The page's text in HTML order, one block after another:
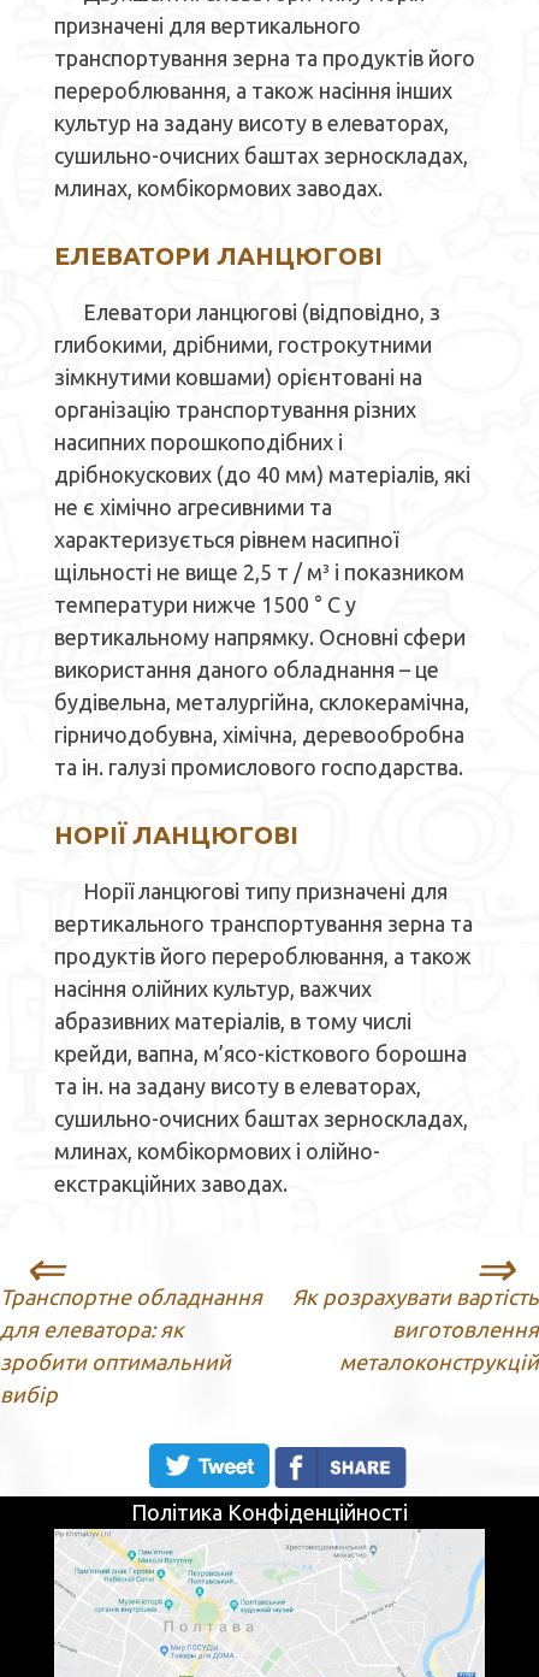
призначені для вертикального
транспортування зерна та продуктів його
перероблювання, а також насіння інших
культур на задану висоту в елеваторах,
сушильно-очисних баштах зерноскладах,
млинах, комбікормових заводах.
ЕЛЕВАТОРИ ЛАНЦЮГОВІ
Елеватори ланцюгові (відповідно, з
глибокими, дрібними, гострокутними
зімкнутими ковшами) орієнтовані на
організацію транспортування різних
насипних порошкоподібних і
дрібнокускових (до 40 мм) матеріалів, які
не є хімічно агресивними та
характеризується рівнем насипної
щільності не вище 2,5 т / м³ і показником
температури нижче 1500 ° С у
вертикальному напрямку. Основні сфери
використання даного обладнання – це
будівельна, металургійна, склокерамічна,
гірничодобувна, хімічна, деревообробна
та ін. галузі промислового господарства.
НОРІЇ ЛАНЦЮГОВІ
Норії ланцюгові типу призначені для
вертикального транспортування зерна та
продуктів його перероблювання, а також
насіння олійних культур, важчих
абразивних матеріалів, в тому числі
крейди, вапна, м’ясо-кісткового борошна
та ін. на задану висоту в елеваторах,
сушильно-очисних баштах зерноскладах,
млинах, комбікормових і олійно-
екстракційних заводах.
Навігація
записів
Транспортне обладнання
для елеватора: як
зробити оптимальний
вибір
Як розрахувати вартість
виготовлення
металоконструкцій
Політика Конфіденційності